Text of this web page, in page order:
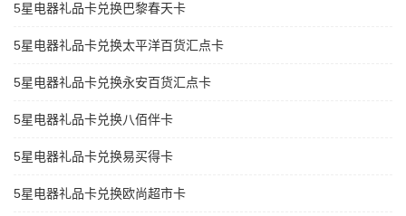
5星电器礼品卡兑换巴黎春天卡
5星电器礼品卡兑换太平洋百货汇点卡
5星电器礼品卡兑换永安百货汇点卡
5星电器礼品卡兑换八佰伴卡
5星电器礼品卡兑换易买得卡
5星电器礼品卡兑换欧尚超市卡